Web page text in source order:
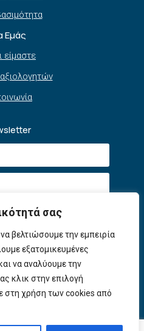
σας
βελτιώσουμε την εμπειρία
εξατομικευμένες
να αναλύουμε την
κλικ στην επιλογή
στη χρήση των cookies από
Εμάς
είμαστε
Απορρήτουκαι τους